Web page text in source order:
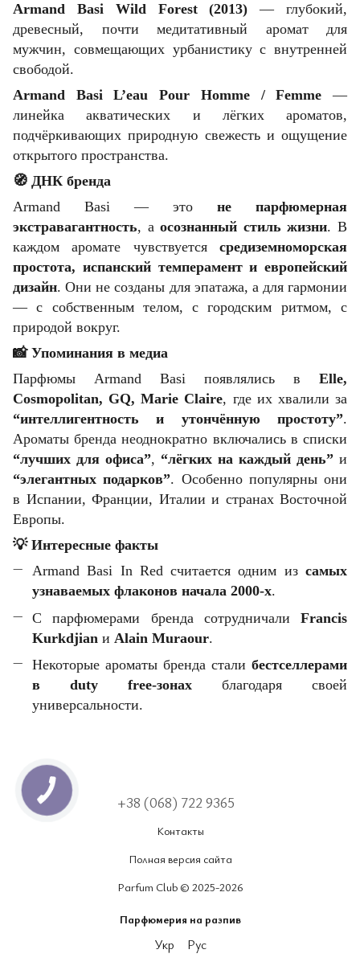
Armand Basi Wild Forest (2013) — глубокий,
древесный, почти медитативный аромат для
мужчин, совмещающих урбанистику с внутренней
свободой.
Armand Basi L’eau Pour Homme / Femme —
линейка акватических и лёгких ароматов,
подчёркивающих природную свежесть и ощущение
открытого пространства.
🧭 ДНК бренда
Armand Basi — это не парфюмерная
экстравагантность, аосознанный стиль жизни. В
каждом аромате чувствуется средиземноморская
простота, испанский темперамент и европейский
дизайн. Они не созданы для эпатажа, а для гармонии
— с собственным телом, с городским ритмом, с
природой вокруг.
📸Упоминания в медиа
Парфюмы Armand Basi появлялись в Elle,
Cosmopolitan, GQ, Marie Claire, где их хвалили за
“интеллигентность и утончённую простоту”.
Ароматы бренда неоднократно включались в списки
“лучших для офиса”, “лёгких на каждый день” и
“элегантных подарков”. Особенно популярны они
в Испании, Франции, Италии и странах Восточной
Европы.
💡Интересные факты
Armand Basi In Red считается одним из самых
узнаваемых флаконов начала 2000-х.
С парфюмерами бренда сотрудничали Francis
Kurkdjian и Alain Muraour.
Некоторые ароматы бренда стали бестселлерами
в duty free-зонах благодаря своей
универсальности.
+38 (068) 722 9365
Контакты
Полная версия сайта
Parfum Club © 2025-2026
Парфюмерия на разпив
Укр Рус